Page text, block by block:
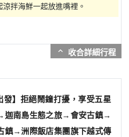
拌海鮮一起放進嘴裡。
expand_more
發】拒絕鬧鐘打擾，享受五星
迦南島生態之旅→會安古鎮→
鎮→洲際飯店集團旗下越式傳